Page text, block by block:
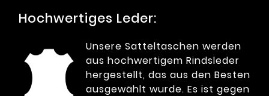
Hochwertiges Leder:
Unsere Satteltaschen werden
aus hochwertigem Rindsleder
hergestellt, das aus den Besten
ausgewählt wurde. Es ist gegen